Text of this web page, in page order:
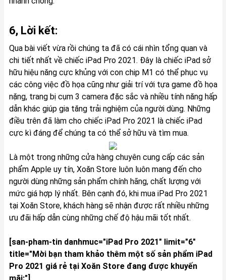
6, Lời kết:
Qua bài viết vừa rồi chúng ta đã có cái nhìn tổng quan và
chi tiết nhất về chiếc iPad Pro 2021. Đây là chiếc iPad sở
hữu hiệu năng cực khủng với con chip M1 có thể phục vụ
các công việc đồ họa cũng như giải trí với tựa game đồ họa
nặng, trang bị cụm 3 camera đặc sắc và nhiều tính năng hấp
dẫn khác giúp gia tăng trải nghiệm của người dùng. Những
điều trên đã làm cho chiếc iPad Pro 2021 là chiếc iPad
cực kì đáng để chúng ta có thể sở hữu và tìm mua.
Là một trong những cửa hàng chuyên cung cấp các sản
phẩm Apple uy tín, Xoăn Store luôn luôn mang đến cho
người dùng những sản phẩm chính hãng, chất lượng với
mức giá hợp lý nhất. Bên cạnh đó, khi mua iPad Pro 2021
tại Xoăn Store, khách hàng sẽ nhận được rất nhiều những
ưu đãi hấp dẫn cùng những chế độ hậu mãi tốt nhất.
[san-pham-tin danhmuc="iPad Pro 2021" limit="6"
title="Mời bạn tham khảo thêm một số sản phẩm iPad
Pro 2021 giá rẻ tại Xoăn Store đang được khuyến